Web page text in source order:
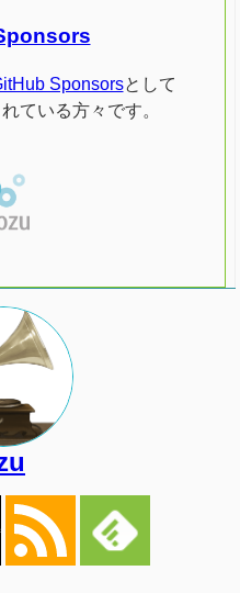
Sponsorsとして
ている方々です。